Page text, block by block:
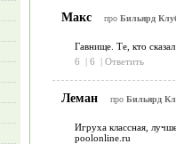
Макс про Бильярд
Гавнище. Те, кто
6
| 6 | Ответить
Леман про Бильярд
Игруха классная,
poolonline.ru